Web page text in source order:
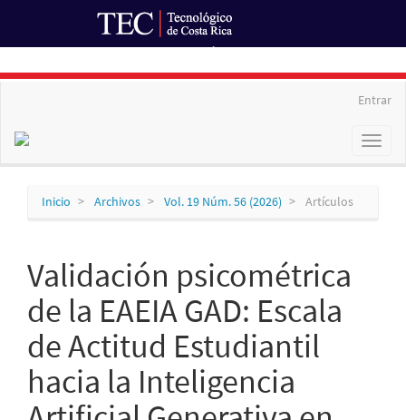
Entrar
Toggle
Inicio Archivos Vol. 19 Núm. 56 (2026) Artículos
Validación psicométrica
de la EAEIA GAD: Escala
de Actitud Estudiantil
hacia la Inteligencia